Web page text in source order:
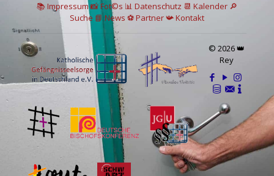
📚 Impressum📸Fot©s 📊 Datenschutz 📆 Kalender 🔎
Suche 📘 News ⚽Partner📯Kontakt
© 2026 👑
Rey